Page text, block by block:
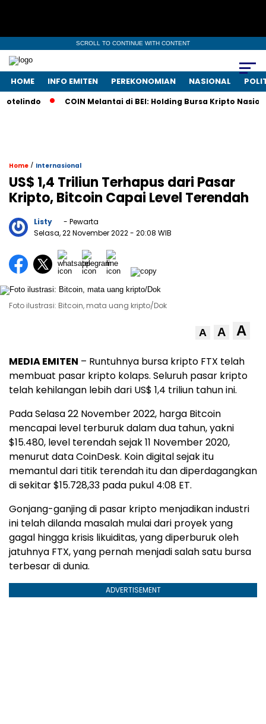
SCROLL TO CONTINUE WITH CONTENT
HOME INFO EMITEN PEREKONOMIAN NASIONAL
COIN Melantai di BEI: Holding Bursa Kripto Nasional
Home / Internasional
US$ 1,4 Triliun Terhapus dari Pasar
Kripto, Bitcoin Capai Level Terendah
Listy
- Pewarta
Selasa, 22 November 2022- 20:08 WIB
Foto ilustrasi: Bitcoin, mata uang kripto/Dok
A A A
MEDIA EMITEN – Runtuhnya bursa kripto FTX telah
membuat pasar kripto kolaps. Seluruh pasar kripto
telah kehilangan lebih dari US$ 1,4 triliun tahun ini.
Pada Selasa 22 November 2022, harga Bitcoin
mencapai level terburuk dalam dua tahun, yakni
$15.480, level terendah sejak 11 November 2020,
menurut data CoinDesk. Koin digital sejak itu
memantul dari titik terendah itu dan diperdagangkan
di sekitar $15.728,33 pada pukul 4:08 ET.
Gonjang-ganjing di pasar kripto menjadikan industri
ini telah dilanda masalah mulai dari proyek yang
gagal hingga krisis likuiditas, yang diperburuk oleh
jatuhnya FTX, yang pernah menjadi salah satu bursa
terbesar di dunia.
ADVERTISEMENT